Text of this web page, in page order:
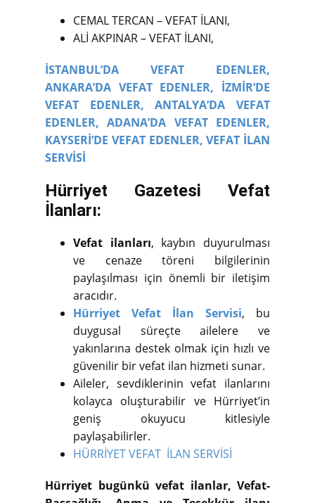
CEMAL TERCAN – VEFAT İLANI,
ALİ AKPINAR – VEFAT İLANI,
İSTANBUL’DA VEFAT EDENLER,
ANKARA’DA VEFAT EDENLER, İZMİR’DE
VEFAT EDENLER,
ANTALYA’DA VEFAT
EDENLER, ADANA’DA VEFAT EDENLER,
KAYSERİ’DE VEFAT EDENLER, VEFAT İLAN
SERVİSİ
Hürriyet Gazetesi Vefat
İlanları:
Vefat ilanları, kaybın duyurulması
ve cenaze töreni bilgilerinin
paylaşılması için önemli bir iletişim
aracıdır.
Hürriyet Vefat İlan Servisi, bu
duygusal süreçte ailelere ve
yakınlarına destek olmak için hızlı ve
güvenilir bir vefat ilan hizmeti sunar.
Aileler, sevdiklerinin vefat ilanlarını
kolayca oluşturabilir ve Hürriyet’in
geniş okuyucu kitlesiyle
paylaşabilirler.
HÜRRİYET VEFAT İLAN SERVİSİ
Hürriyet bugünkü vefat ilanlar, Vefat-